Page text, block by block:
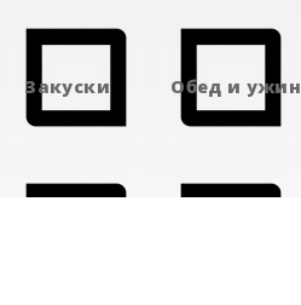
Закуски Обед и ужин